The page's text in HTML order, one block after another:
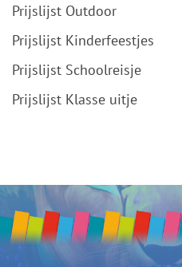
Prijslijst Outdoor
Prijslijst Kinderfeestjes
Prijslijst Schoolreisje
Prijslijst Klasse uitje